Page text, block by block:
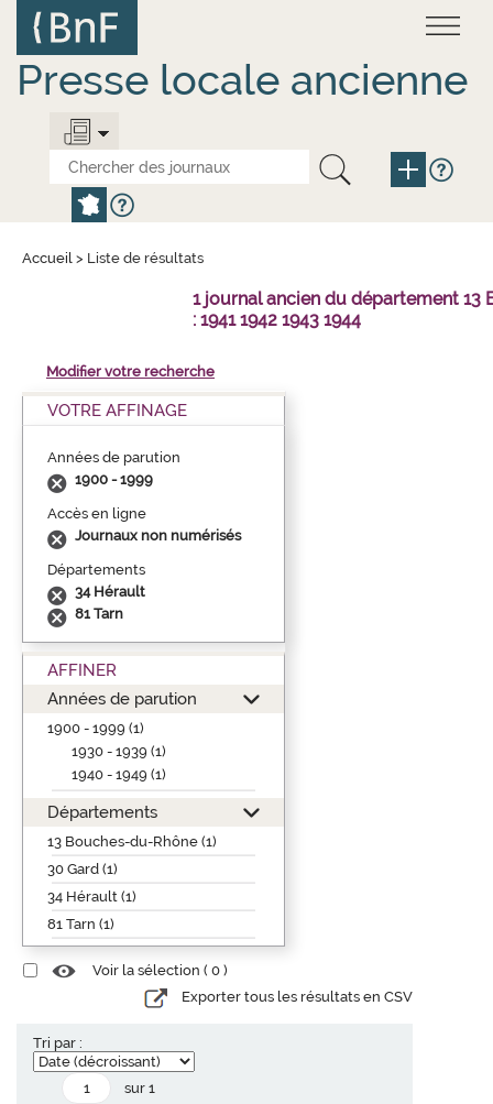
contenu
principal
Presse locale ancienne
Accueil > Liste de résultats
1 journal ancien du département
: 1941 1942 1943 1944
Modifier votre recherche
VOTRE AFFINAGE
Années de parution
1900 - 1999
Accès en ligne
Journaux non numérisés
Départements
34 Hérault
81 Tarn
AFFINER
Années de parution
1900 - 1999 (1)
1930 - 1939 (1)
1940 - 1949 (1)
Départements
13 Bouches-du-Rhône (1)
30 Gard (1)
34 Hérault (1)
81 Tarn (1)
Voir la sélection ( 0 )
Exporter tous les résultats en CSV
Tri par :
sur 1
Panneau de gestion des cookies